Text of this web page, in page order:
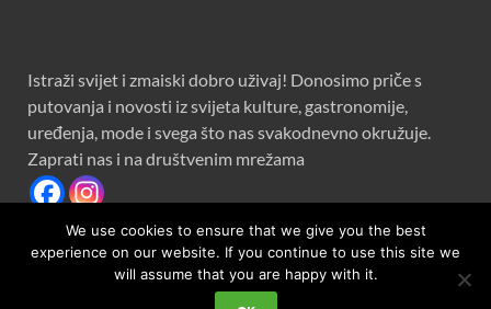
Istraži svijet i zmaiski dobro uživaj! Donosimo priče s
putovanja i novosti iz svijeta kulture, gastronomije,
uređenja, mode i svega što nas svakodnevno okružuje.
Zaprati nas i na društvenim mrežama
Zmaichek.
We use cookies to ensure that we give you the best
experience on our website. If you continue to use this site we
will assume that you are happy with it.